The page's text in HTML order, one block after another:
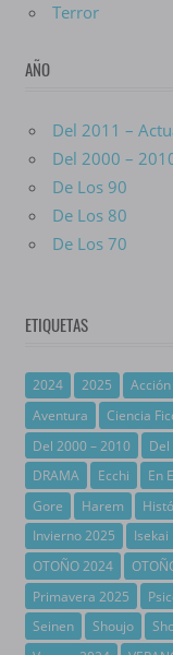
Terror
AÑO
Del 2011 –
Del 2000 –
De Los 90
De Los 80
De Los 70
ETIQUETAS
2024 2025 Acción
Aventura
Ciencia
Del 2000 – 2010
DRAMA
Ecchi En
Gore
Harem
Invierno 2025
Isekai
OTOÑO 2024
Primavera 2025
Seinen
Shoujo